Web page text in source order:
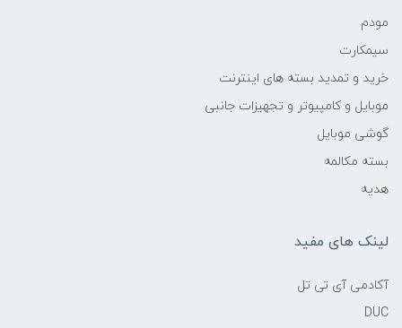
مودم
سیمکارت
خرید و تمدید بسته های اینترنت
موبایل و کامپیوتر و تجهیزات جانبی
گوشی موبایل
بسته مکالمه
هدیه
لینک های مفید
آکادمی آی تی تل
DUC